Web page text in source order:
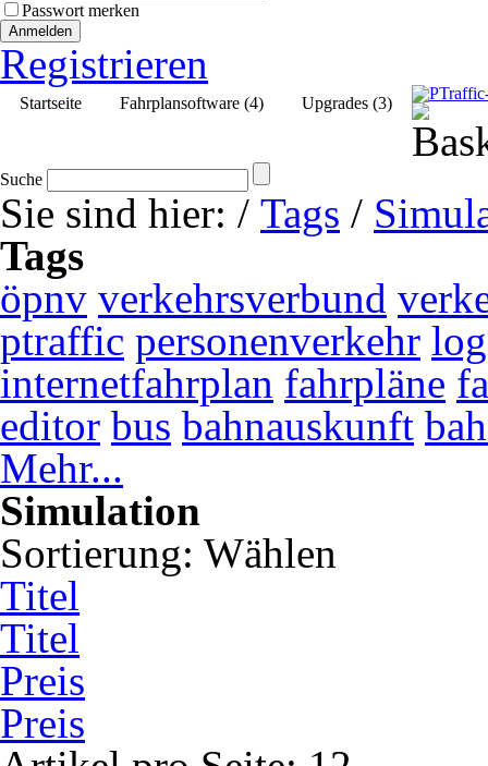
Passwort merken
Anmelden
Registrieren
Startseite Fahrplansoftware (4) Upgrades (3)
Suche
Sie sind hier: / Tags /
Tags
öpnv verkehrsverbund
ptraffic personenverkehr
internetfahrplan fahrpläne
editor bus bahnauskunft
Mehr...
Simulation
Sortierung: Wählen
Titel
Titel
Preis
Preis